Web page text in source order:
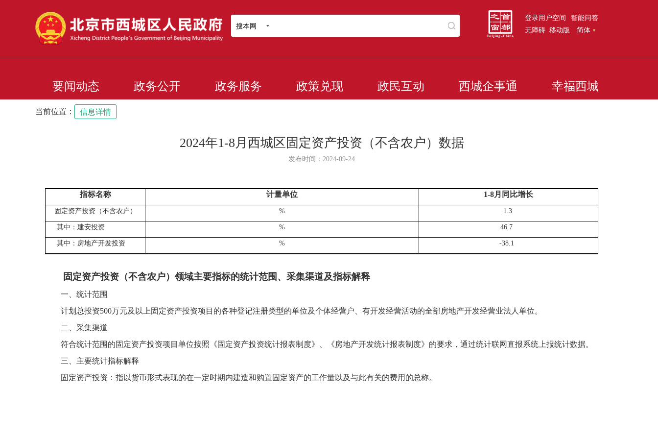
搜本网
登录用户空间 智能问答
无障碍 移动版 简体
要闻动态 政务公开 政务服务 政策兑现 政民互动 西城企事通 幸福西城
当前位置： 信息详情
2024年1-8月西城区固定资产投资（不含农户）数据
发布时间：2024-09-24
指标名称 计量单位 1-8月同比增长
固定资产投资（不含农户） % 1.3
其中：建安投资 % 46.7
其中：房地产开发投资 % -38.1
固定资产投资 （不含农户） 领域主要指标的统计范围、采集渠道及指标解释
一、统计范围
计划总投资500万元及以上固定资产投资项目的各种登记注册类型的单位及个体经营户、有开发经营活动的全部房地产开发经营业法人单位。
二、采集渠道
符合统计范围的固定资产投资项目单位按照《固定资产投资统计报表制度》、《房地产开发统计报表制度》的要求，通过统计联网直报系统上报统计数据。
三、主要统计指标解释
固定资产投资：指以货币形式表现的在一定时期内建造和购置固定资产的工作量以及与此有关的费用的总称。